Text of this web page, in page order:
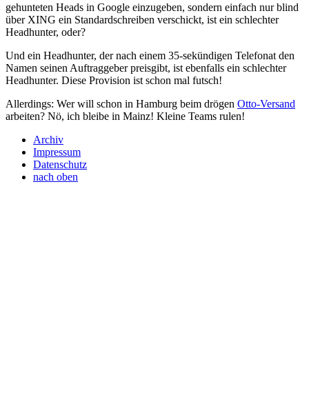
gehunteten Heads in Google einzugeben, sondern einfach nur blind
über XING ein Standardschreiben verschickt, ist ein schlechter
Headhunter, oder?
Und ein Headhunter, der nach einem 35-sekündigen Telefonat den
Namen seinen Auftraggeber preisgibt, ist ebenfalls ein schlechter
Headhunter. Diese Provision ist schon mal futsch!
Allerdings: Wer will schon in Hamburg beim drögen Otto-Versand
arbeiten? Nö, ich bleibe in Mainz! Kleine Teams rulen!
Archiv
Impressum
Datenschutz
nach oben